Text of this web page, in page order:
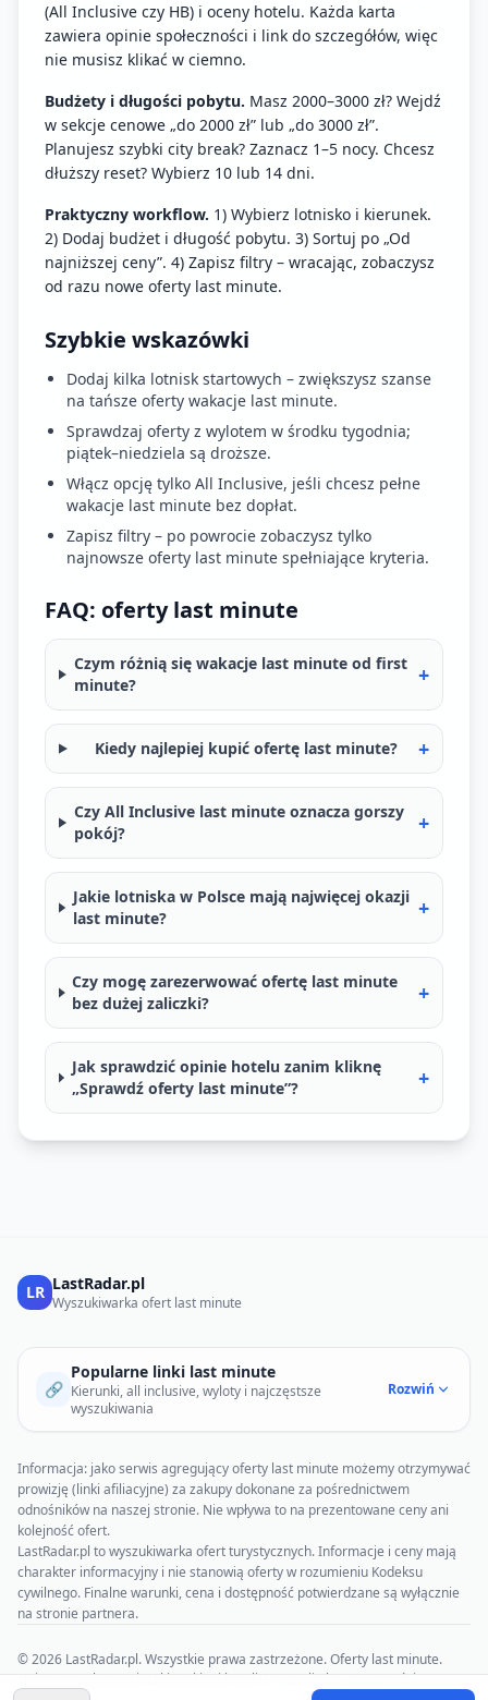
(All Inclusive czy HB) i oceny hotelu. Każda karta
zawiera opinie społeczności i link do szczegółów, więc
nie musisz klikać w ciemno.
Budżety i długości pobytu. Masz 2000–3000 zł? Wejdź
w sekcje cenowe „do 2000 zł” lub „do 3000 zł”.
Planujesz szybki city break? Zaznacz 1–5 nocy. Chcesz
dłuższy reset? Wybierz 10 lub 14 dni.
Praktyczny workflow. 1) Wybierz lotnisko i kierunek.
2) Dodaj budżet i długość pobytu. 3) Sortuj po „Od
najniższej ceny”. 4) Zapisz filtry – wracając, zobaczysz
od razu nowe oferty last minute.
Szybkie wskazówki
Dodaj kilka lotnisk startowych – zwiększysz szanse
na tańsze oferty wakacje last minute.
Sprawdzaj oferty z wylotem w środku tygodnia;
piątek–niedziela są droższe.
Włącz opcję tylko All Inclusive, jeśli chcesz pełne
wakacje last minute bez dopłat.
Zapisz filtry – po powrocie zobaczysz tylko
najnowsze oferty last minute spełniające kryteria.
FAQ: oferty last minute
Czym różnią się wakacje last minute od first
minute?
+
Kiedy najlepiej kupić ofertę last minute? +
Czy All Inclusive last minute oznacza gorszy
pokój?
+
Jakie lotniska w Polsce mają najwięcej okazji
last minute?
+
Czy mogę zarezerwować ofertę last minute
bez dużej zaliczki?
+
Jak sprawdzić opinie hotelu zanim kliknę
„Sprawdź oferty last minute”?
+
LR LastRadar.pl
Wyszukiwarka ofert last minute
🔗
Popularne linki last minute
Kierunki, all inclusive, wyloty i najczęstsze
wyszukiwania
Rozwiń
Informacja: jako serwis agregujący oferty last minute możemy otrzymywać
prowizję (linki afiliacyjne) za zakupy dokonane za pośrednictwem
odnośników na naszej stronie. Nie wpływa to na prezentowane ceny ani
kolejność ofert.
LastRadar.pl to wyszukiwarka ofert turystycznych. Informacje i ceny mają
charakter informacyjny i nie stanowią oferty w rozumieniu Kodeksu
cywilnego. Finalne warunki, cena i dostępność potwierdzane są wyłącznie
na stronie partnera.
© 2026 LastRadar.pl. Wszystkie prawa zastrzeżone. Oferty last minute.
NajnowszeBlogWycieczkiRankingi hoteliO nasPolityka prywatności